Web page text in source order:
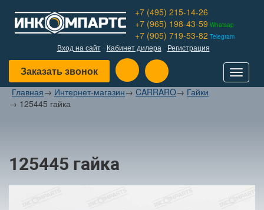
+7 (495) 215-14-26
+7 (965) 198-43-59 Whatsap
+7 (905) 719-53-82 Telegram
Вход на сайт Кабинет дилера Регистрация
Заказать звонок
Toggle
Главная→ Интернет-магазин→ CARRARO→ Гайки
→ 125445 гайка
125445 гайка